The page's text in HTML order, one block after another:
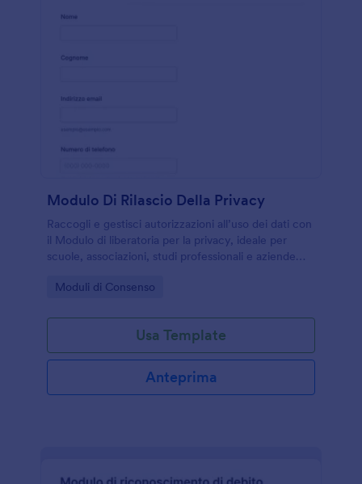
Modulo Di Rilascio Della Privacy
Raccogli e gestisci autorizzazioni all’uso dei dati con
il Modulo di liberatoria per la privacy, ideale per
scuole, associazioni, studi professionali e aziende
modo ordinato.
Go to Category:
Moduli di Consenso
Usa Template
Anteprima